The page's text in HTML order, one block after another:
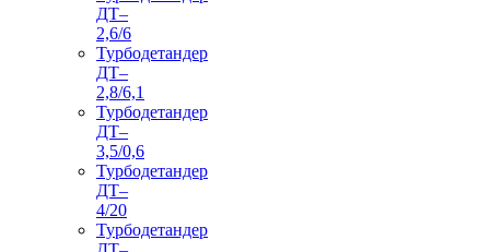
ДТ–
2,6/6
Турбодетандер
ДТ–
2,8/6,1
Турбодетандер
ДТ–
3,5/0,6
Турбодетандер
ДТ–
4/20
Турбодетандер